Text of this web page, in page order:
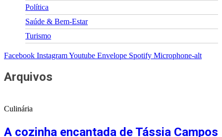
Política
Saúde & Bem-Estar
Turismo
Facebook InstagramYoutube Envelope Spotify Microphone-alt
Arquivos
Culinária
A cozinha encantada de Tássia Campos